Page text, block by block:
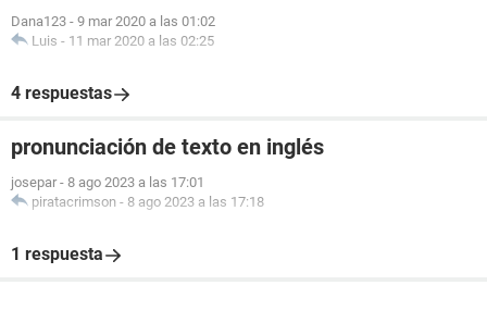
Dana123 - 9 mar 2020 a las 01:02
Luis - 11 mar 2020 a las 02:25
4 respuestas
pronunciación de texto en inglés
josepar - 8 ago 2023 a las 17:01
piratacrimson - 8 ago 2023 a las 17:18
1 respuesta